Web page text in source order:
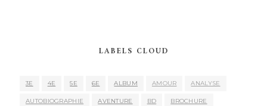
LABELS CLOUD
3E 4E 5E 6E ALBUM AMOUR ANALYSE
AUTOBIOGRAPHIE AVENTURE BD BROCHURE